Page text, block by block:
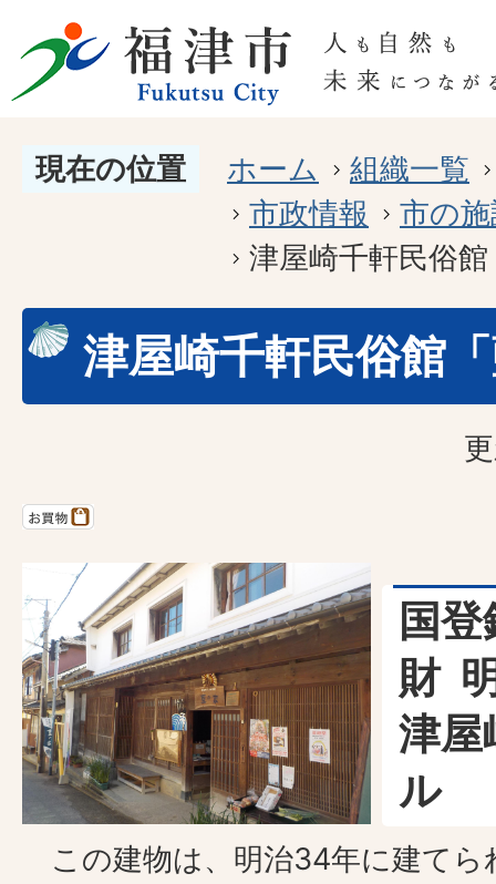
現在の位置 ホーム
組織一覧
市政情報
市の
津屋崎千軒民俗
津屋崎千軒民俗館
国
財
津屋
ル
この建物は、明治34年に建てら